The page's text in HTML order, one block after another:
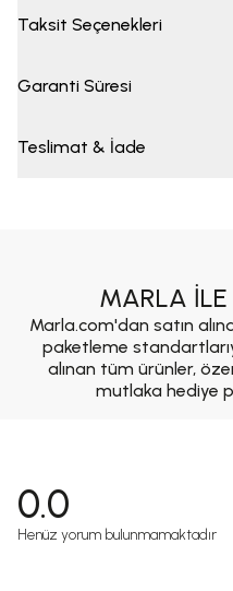
Taksit Seçenekleri
Garanti Süresi
Teslimat & İade
MARLA
Marla.com'dan satın
paketleme
alınan tüm ürünler,
mutlaka hediye
0.0
Henüz yorum bulunmamaktadır